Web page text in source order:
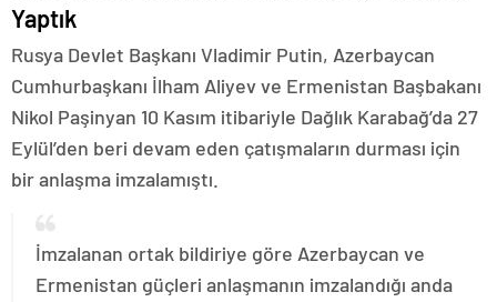
Yaptık
Rusya Devlet Başkanı Vladimir Putin, Azerbaycan
Cumhurbaşkanı İlham Aliyev ve Ermenistan Başbakanı
Nikol Paşinyan 10 Kasım itibariyle Dağlık Karabağ’da 27
Eylül’den beri devam eden çatışmaların durması için
bir anlaşma imzalamıştı.
İmzalanan ortak bildiriye göre Azerbaycan ve
Ermenistan güçleri anlaşmanın imzalandığı anda